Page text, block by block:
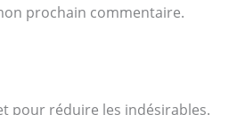
prochain commentaire.
pour réduire les indésirables.